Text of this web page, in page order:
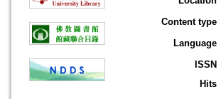
Content type
Language
ISSN
Hits